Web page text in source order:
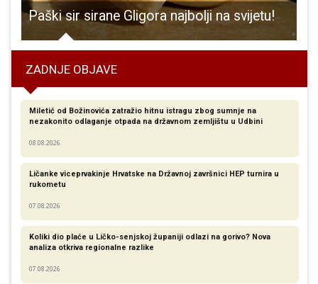
Paški sir sirane Gligora najbolji na svijetu!
ZADNJE OBJAVE
Miletić od Božinovića zatražio hitnu istragu zbog sumnje na
nezakonito odlaganje otpada na državnom zemljištu u Udbini
08.08.2026
Ličanke viceprvakinje Hrvatske na Državnoj završnici HEP turnira u
rukometu
07.08.2026
Koliki dio plaće u Ličko-senjskoj županiji odlazi na gorivo? Nova
analiza otkriva regionalne razlike​
07.08.2026